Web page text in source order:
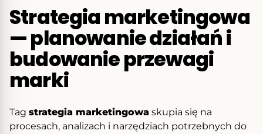
Strategia marketingowa
— planowanie działań i
budowanie przewagi
marki
Tag strategia marketingowa skupia się na
procesach, analizach i narzędziach potrzebnych do